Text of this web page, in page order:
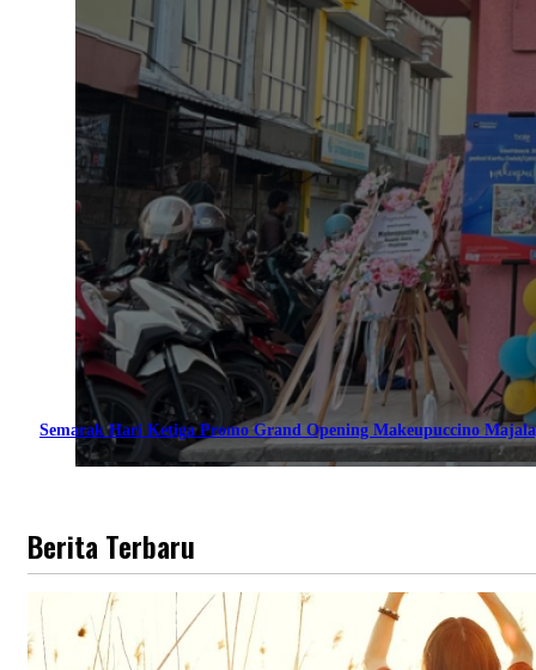
Semarak Hari Ketiga Promo Grand Opening Makeupuccino
Berita Terbaru